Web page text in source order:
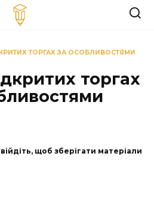
ТОРГАХ ЗА ОСОБЛИВОСТЯМИ
торгах
щоб зберігати матеріали